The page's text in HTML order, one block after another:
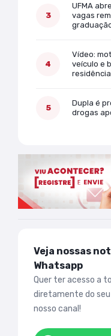
UFMA
vagas
Vídeo:
veículo e
Dupla é
drogas
Veja nossas
Whatsapp
Quer ter acesso a
diretamente do seu
nosso canal!